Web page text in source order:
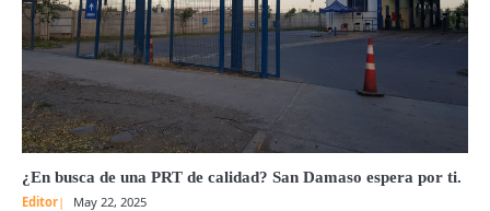
¿En busca de una PRT de calidad? San Damaso espera por ti.
Editor May 22, 2025